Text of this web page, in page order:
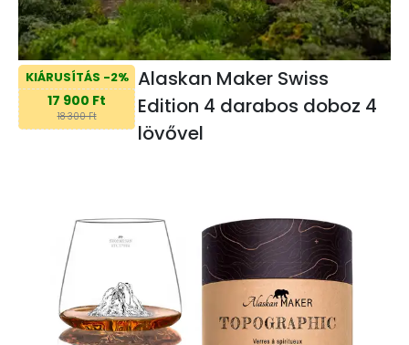
KIÁRUSÍTÁS -2%
17 900 Ft
18 300 Ft
Alaskan Maker Swiss
Edition 4 darabos doboz 4
lövővel